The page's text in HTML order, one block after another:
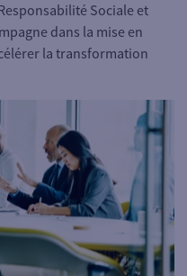
Sociale et
dans la mise en
la transformation